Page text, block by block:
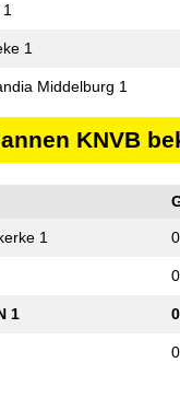
1
Middelburg 1
KNVB
1 0
0
1 0
0